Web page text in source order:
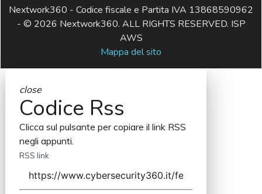
Nextwork360 - Codice fiscale e Partita IVA 13868590962
- © 2026 Nextwork360. ALL RIGHTS RESERVED. ISP
AWS
Mappa del sito
close
Codice Rss
Clicca sul pulsante per copiare il link RSS
negli appunti.
RSS link